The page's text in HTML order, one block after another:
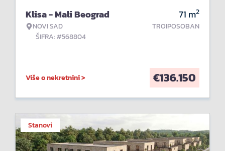
Klisa - Mali Beograd
NOVI SAD
ŠIFRA: #568804
71 m2
TROIPOSOBAN
Više o nekretnini > €136.150
Stanovi